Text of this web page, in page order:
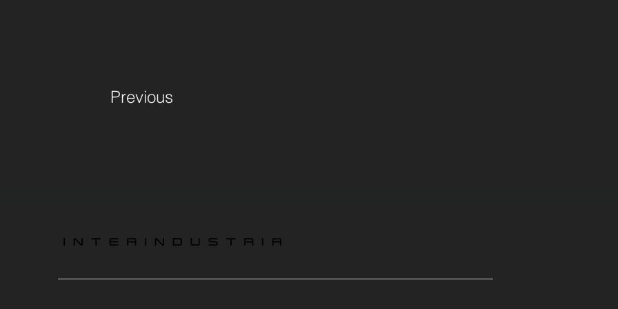
Previous